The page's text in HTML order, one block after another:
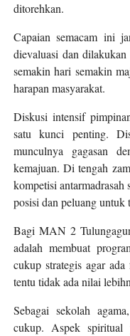
ditorehkan.
Capaian semacam ini
dievaluasi dan dilakukan
semakin hari semakin
harapan masyarakat.
Diskusi intensif
satu kunci penting.
munculnya gagasan
kemajuan. Di tengah
kompetisi
posisi dan peluang untuk
Bagi MAN 2
adalah membuat
cukup strategis agar
tentu tidak ada nilai
Sebagai sekolah
cukup. Aspek spiritual